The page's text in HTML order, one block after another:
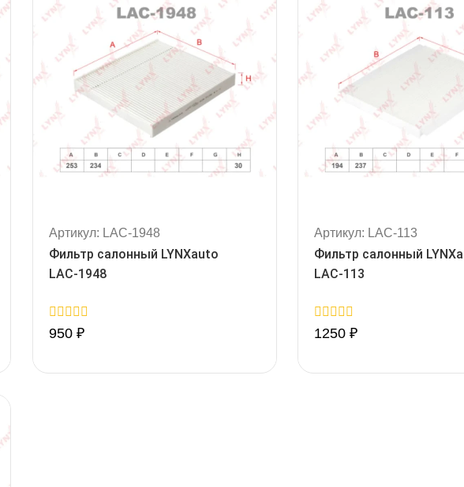
Артикул: LAC-1948
Фильтр салонный LYNXauto
LAC-1948
0
950 ₽
Артикул: LAC-113
Фильтр салонный
LAC-113
0
1250₽